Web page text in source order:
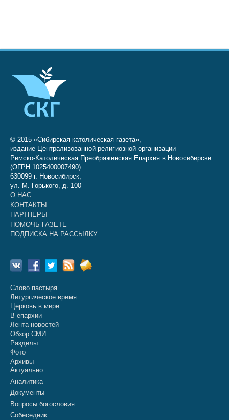
© 2015 «Сибирская католическая газета»,
издание Централизованной религиозной организации
Римско-Католическая Преображенская Епархия в Новосибирске
(ОГРН 1025400007490)
630099 г. Новосибирск,
ул. М. Горького, д. 100
О НАС
КОНТАКТЫ
ПАРТНЕРЫ
ПОМОЧЬ ГАЗЕТЕ
ПОДПИСКА НА РАССЫЛКУ
Слово пастыря
Литургическое время
Церковь в мире
В епархии
Лента новостей
Обзор СМИ
Разделы
Фото
Архивы
Актуально
Аналитика
Документы
Вопросы богословия
Собеседник